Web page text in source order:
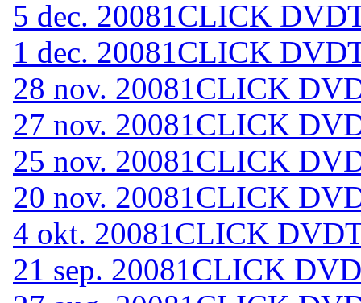
5 dec. 20081CLICK
1 dec. 20081CLICK
28 nov. 20081CLICK
27 nov. 20081CLICK
25 nov. 20081CLICK
20 nov. 20081CLICK
4 okt. 20081CLICK
21 sep. 20081CLICK